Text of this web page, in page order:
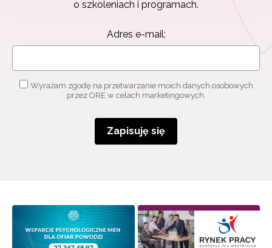
o szkoleniach i programach.
Adres e-mail:
Wyrażam zgodę na przetwarzanie moich danych osobowych
przez ORE w celach marketingowych.
Zapisuję się
osobowych przez ORE w celach marketingowych.
Zapisuję się